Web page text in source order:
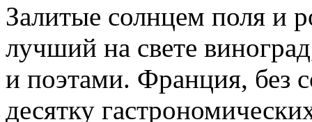
Залитые солнцем поля и
лучший на свете
и поэтами. Франция, без
десятку